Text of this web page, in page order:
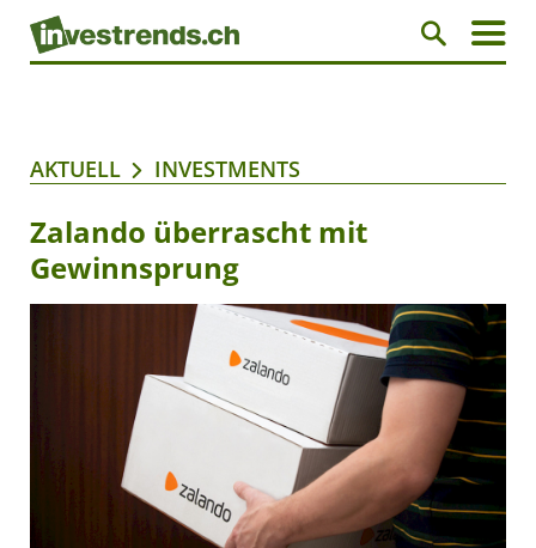
AKTUELL INVESTMENTS
Zalando überrascht mit
Gewinnsprung